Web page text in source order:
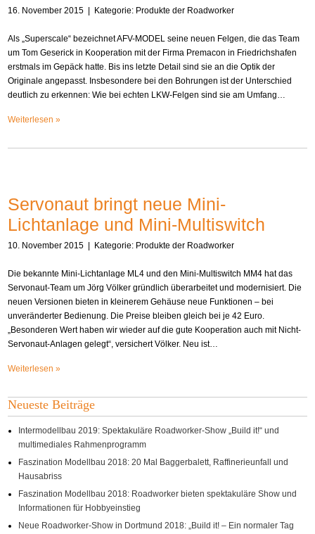
16. November 2015 | Kategorie: Produkte der Roadworker
Als „Superscale“ bezeichnet AFV-MODEL seine neuen Felgen, die das Team
um Tom Geserick in Kooperation mit der Firma Premacon in Friedrichshafen
erstmals im Gepäck hatte. Bis ins letzte Detail sind sie an die Optik der
Originale angepasst. Insbesondere bei den Bohrungen ist der Unterschied
deutlich zu erkennen: Wie bei echten LKW-Felgen sind sie am Umfang…
Weiterlesen »
Servonaut bringt neue Mini-
Lichtanlage und Mini-Multiswitch
10. November 2015 | Kategorie: Produkte der Roadworker
Die bekannte Mini-Lichtanlage ML4 und den Mini-Multiswitch MM4 hat das
Servonaut-Team um Jörg Völker gründlich überarbeitet und modernisiert. Die
neuen Versionen bieten in kleinerem Gehäuse neue Funktionen – bei
unveränderter Bedienung. Die Preise bleiben gleich bei je 42 Euro.
„Besonderen Wert haben wir wieder auf die gute Kooperation auch mit Nicht-
Servonaut-Anlagen gelegt“, versichert Völker. Neu ist…
Weiterlesen »
Neueste Beiträge
Intermodellbau 2019: Spektakuläre Roadworker-Show „Build it!“ und
multimediales Rahmenprogramm
Faszination Modellbau 2018: 20 Mal Baggerbalett, Raffinerieunfall und
Hausabriss
Faszination Modellbau 2018: Roadworker bieten spektakuläre Show und
Informationen für Hobbyeinstieg
Neue Roadworker-Show in Dortmund 2018: „Build it! – Ein normaler Tag